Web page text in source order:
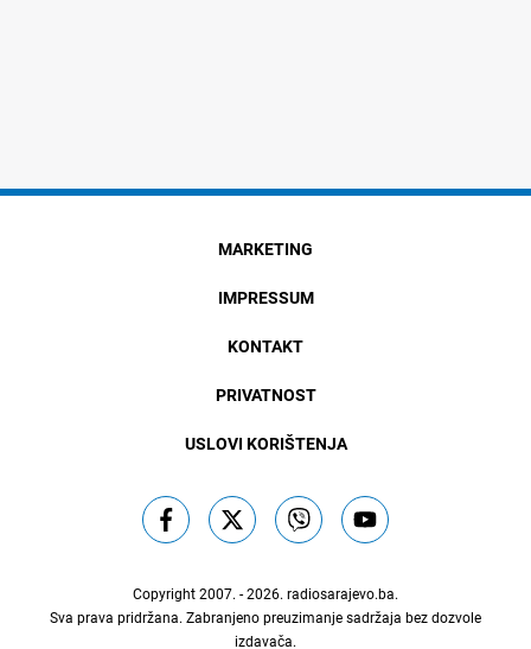
MARKETING
IMPRESSUM
KONTAKT
PRIVATNOST
USLOVI KORIŠTENJA
Copyright 2007. - 2026. radiosarajevo.ba.
Sva prava pridržana. Zabranjeno preuzimanje sadržaja bez dozvole
izdavača.